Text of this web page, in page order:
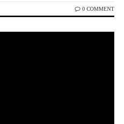
0 COMMENT
depan Mapolsek Kembayan, Sanggau, Kamis malam.